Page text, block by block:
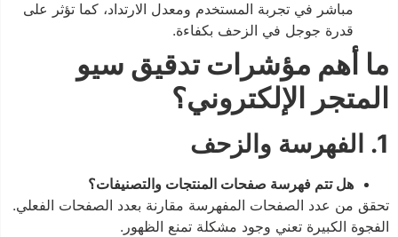
مباشر في تجربة المستخدم ومعدل الارتداد، كما تؤثر على
قدرة جوجل في الزحف بكفاءة.
ما أهم مؤشرات تدقيق سيو
المتجر الإلكتروني؟
1. الفهرسة والزحف
هل تتم فهرسة صفحات المنتجات والتصنيفات؟
تحقق من عدد الصفحات المفهرسة مقارنة بعدد الصفحات الفعلي.
الفجوة الكبيرة تعني وجود مشكلة تمنع الظهور.